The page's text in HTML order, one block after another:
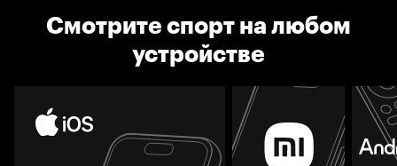
Смотрите спорт на любом
устройстве